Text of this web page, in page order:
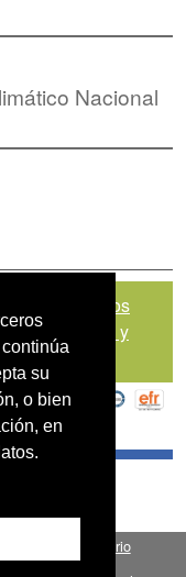
su
o bien
en
Nacional
de Datos
Términos y
Agropecuario